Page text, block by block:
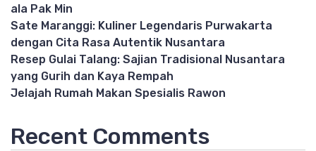
ala Pak Min
Sate Maranggi: Kuliner Legendaris Purwakarta
dengan Cita Rasa Autentik Nusantara
Resep Gulai Talang: Sajian Tradisional Nusantara
yang Gurih dan Kaya Rempah
Jelajah Rumah Makan Spesialis Rawon
Recent Comments